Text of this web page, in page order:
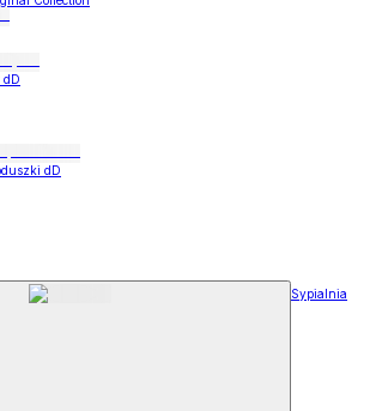
dD
dD
Sypialnia